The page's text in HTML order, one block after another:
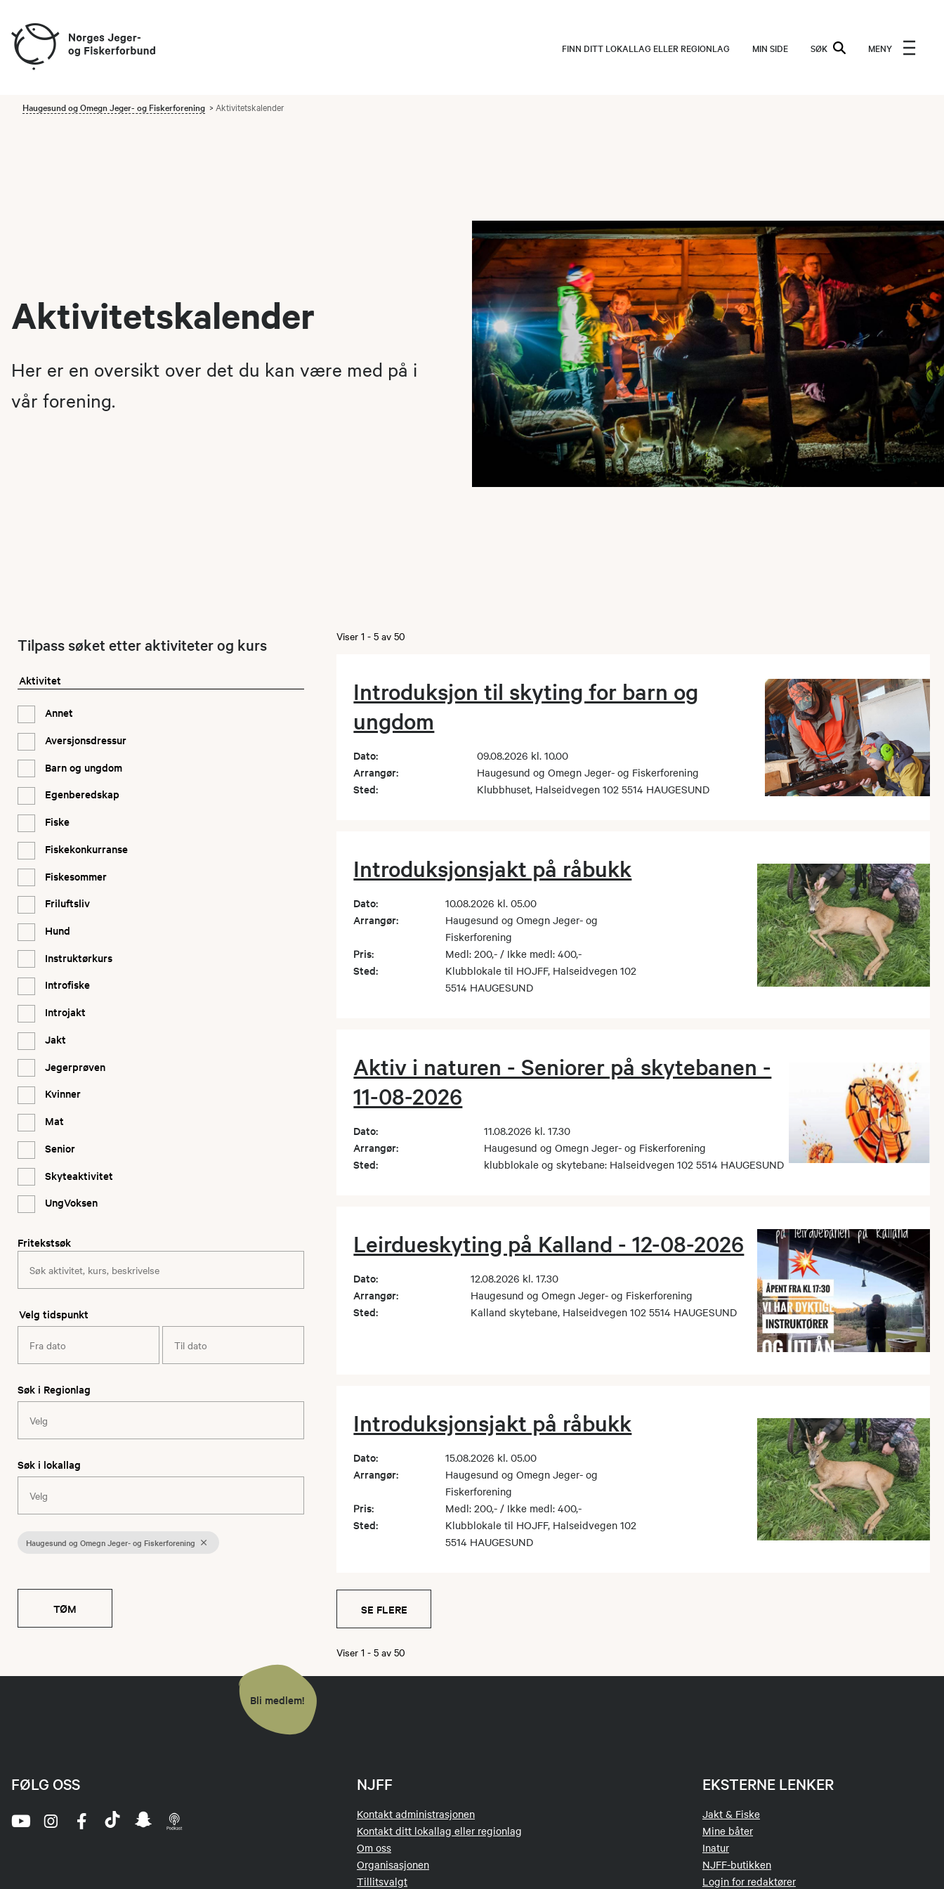
FINN DITT LOKALLAG ELLER REGIONLAG MIN SIDE SØK MENY
Haugesund og Omegn Jeger- og Fiskerforening Aktivitetskalender
Aktivitetskalender
Her er en oversikt over det du kan være med på i
vår forening.
Tilpass søket etter aktiviteter og kurs
Aktivitet
Annet
Aversjonsdressur
Barn og ungdom
Egenberedskap
Fiske
Fiskekonkurranse
Fiskesommer
Friluftsliv
Hund
Instruktørkurs
Introfiske
Introjakt
Jakt
Jegerprøven
Kvinner
Mat
Senior
Skyteaktivitet
UngVoksen
Fritekstsøk
Velg tidspunkt
Søk i Regionlag
Søk i lokallag
Haugesund og Omegn Jeger- og Fiskerforening
TØM
Viser1- 5av50
Introduksjon til skyting for barn og
ungdom
Dato: 09.08.2026 kl. 10.00
Arrangør: Haugesund og Omegn Jeger- og Fiskerforening
Sted: Klubbhuset, Halseidvegen 102 5514 HAUGESUND
Introduksjonsjakt på råbukk
Dato: 10.08.2026 kl. 05.00
Arrangør:
Haugesund og Omegn Jeger- og
Fiskerforening
Pris: Medl: 200,- / Ikke medl: 400,-
Sted:
Klubblokale til HOJFF, Halseidvegen 102
5514 HAUGESUND
Aktiv i naturen - Seniorer på skytebanen -
11-08-2026
Dato: 11.08.2026 kl. 17.30
Arrangør: Haugesund og Omegn Jeger- og Fiskerforening
Sted: klubblokale og skytebane: Halseidvegen 102 5514 HAUGESUND
Leirdueskyting på Kalland - 12-08-2026
Dato: 12.08.2026 kl. 17.30
Arrangør: Haugesund og Omegn Jeger- og Fiskerforening
Sted: Kalland skytebane, Halseidvegen 102 5514 HAUGESUND
Introduksjonsjakt på råbukk
Dato: 15.08.2026 kl. 05.00
Arrangør:
Haugesund og Omegn Jeger- og
Fiskerforening
Pris: Medl: 200,- / Ikke medl: 400,-
Sted:
Klubblokale til HOJFF, Halseidvegen 102
5514 HAUGESUND
SE FLERE
Viser1- 5av50
Bli medlem!
NJFF
Kontakt administrasjonen
Kontakt ditt lokallag eller regionlag
Om oss
Organisasjonen
Tillitsvalgt
EKSTERNE LENKER
Jakt & Fiske
Mine båter
Inatur
NJFF-butikken
Login for redaktører
FØLG OSS